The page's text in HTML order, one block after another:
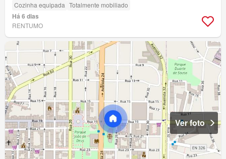
Cozinha equipada Totalmente mobiliado
Há 6 dias
RENTUMO
Ver foto